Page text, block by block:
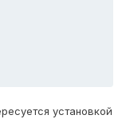
установкой